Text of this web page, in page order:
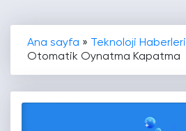
Ana sayfa » Teknoloji Haberleri
Otomatik Oynatma Kapatma